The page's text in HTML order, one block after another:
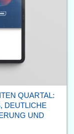
QUARTAL:
DEUTLICHE
UND